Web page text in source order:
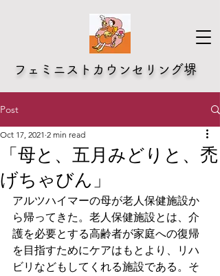
​フェミニストカウンセリング堺
Post
「母と、五月みどりと、禿
げちゃびん」
Oct 17, 2021 2 min read
アルツハイマーの母が老人保健施設か
ら帰ってきた。老人保健施設とは、介
護を必要とする高齢者が家庭への復帰
を目指すためにケアはもとより、リハ
ビリなどもしてくれる施設である。そ